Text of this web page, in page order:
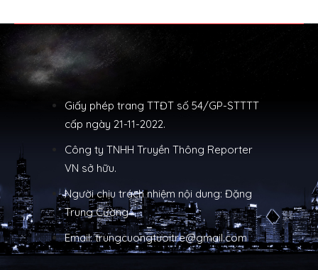
Giấy phép trang TTĐT số 54/GP-STTTT
cấp ngày 21-11-2022.
Công ty TNHH Truyền Thông Reporter
VN sở hữu.
Người chịu trách nhiệm nội dung: Đặng
Trung Cường
Email: trungcuongtuoitre@gmail.com